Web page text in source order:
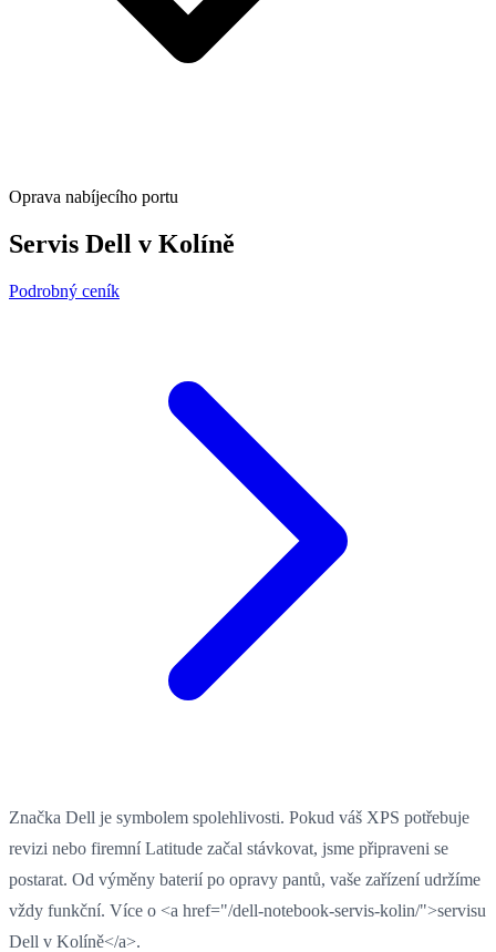
Oprava nabíjecího portu
Servis Dell v Kolíně
Podrobný ceník
Značka Dell je symbolem spolehlivosti. Pokud váš XPS potřebuje
revizi nebo firemní Latitude začal stávkovat, jsme připraveni se
postarat. Od výměny baterií po opravy pantů, vaše zařízení udržíme
vždy funkční. Více o <a href="/dell-notebook-servis-kolin/">servisu
Dell v Kolíně</a>.